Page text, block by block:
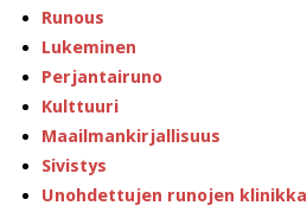
Runous
Lukeminen
Perjantairuno
Kulttuuri
Maailmankirjallisuus
Sivistys
Unohdettujen runojen klinikka